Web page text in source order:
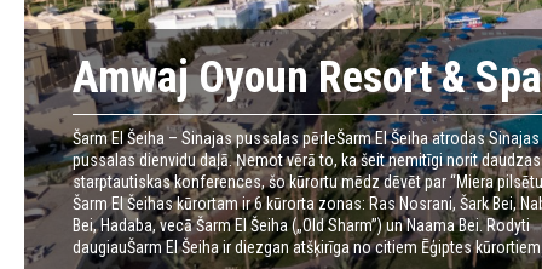
Amwaj Oyoun Resort & Spa
Šarm El Šeiha – Sinajas pussalas pērleŠarm El Šeiha atrodas Sinajas
pussalas dienvidu daļā. Ņemot vērā to, ka šeit nemitīgi norit daudzas
starptautiskas konferences, šo kūrortu mēdz dēvēt par “Miera
Šarm El Šeihas kūrortam ir 6 kūrorta zonas: Ras Nosrani, Šark Bei,
Bei, Hadaba, vecā Šarm El Šeiha („Old Sharm”) un Naama Bei. Rodyti
daugiauŠarm El Šeiha ir diezgan atšķirīga no citiem Ēģiptes